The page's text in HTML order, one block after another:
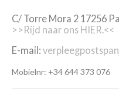
C/ Torre Mora 2 17256
>>Rijd naar ons HIER.<<
E-mail:
Mobielnr: +34 644 373 076